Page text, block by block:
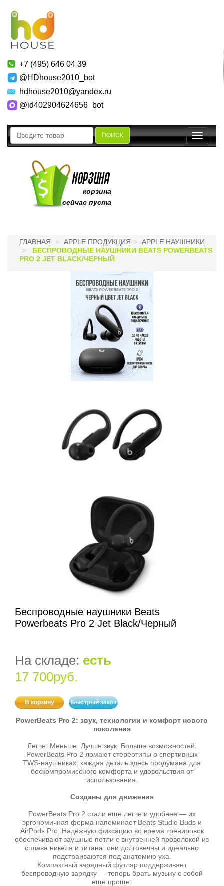
+7 (495) 646 04 39
@HDhouse2010_bot
hdhouse2010@yandex.ru
@id402904624656_bot
ПОИСК
Toggle
корзина
сейчас пуста
ГЛАВНАЯ APPLE ПРОДУКЦИЯ
APPLE НАУШНИКИ
БЕСПРОВОДНЫЕ НАУШНИКИ BEATS POWERBEATS
PRO 2 JET BLACK/ЧЕРНЫЙ
Беспроводные наушники Beats
Powerbeats Pro 2 Jet Black/Черный
На складе: есть
17 700руб.
В корзину Быстрый заказ
PowerBeats Pro 2: звук, технологии и комфорт нового
поколения
Легче. Меньше. Лучше звук. Больше возможностей.
PowerBeats Pro 2 ломают стереотипы о спортивных
TWS‑наушниках: каждая деталь здесь продумана для
бескомпромиссного комфорта и удовольствия от
использования.
Созданы для движения
PowerBeats Pro 2 стали ещё легче и удобнее — их
эргономичная форма напоминает Beats Studio Buds и
AirPods Pro. Надёжную фиксацию во время тренировок
обеспечивают заушные петли с внутренней проволокой из
сплава никеля и титана: они долговечны и идеально
подстраиваются под анатомию уха.
Компактный зарядный футляр поддерживает
беспроводную зарядку — теперь брать музыку с собой
ещё проще.